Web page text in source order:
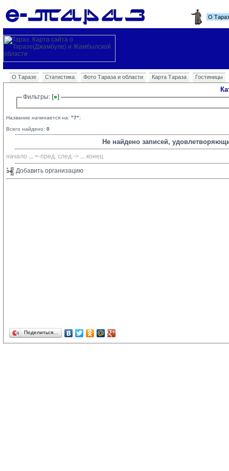
О
О Таразе Статистика Фото Тараза и области Карта Тараза Гостиницы
Фильтры:
Название начинается на: "7";
Всего найдено: 0
Не найдено записей,
начало ... <-пред. след.-> ... конец
Добавить организацию
Поделиться…